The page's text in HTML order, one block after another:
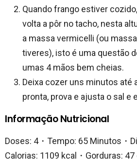
Quando frango estiver
volta a pôr no tacho, nesta
a massa vermicelli (ou
tiveres), isto é uma questão
umas 4 mãos bem cheias.
Deixa cozer uns minutos até
pronta, prova e ajusta o sal e
Informação Nutricional
Doses: 4・Tempo: 65 Minutos・
Calorias: 1109 kcal・Gorduras: